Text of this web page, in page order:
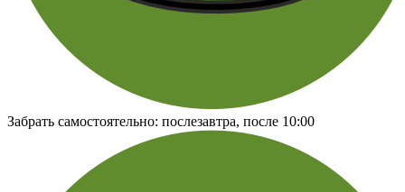
Забрать самостоятельно: послезавтра, после 10:00